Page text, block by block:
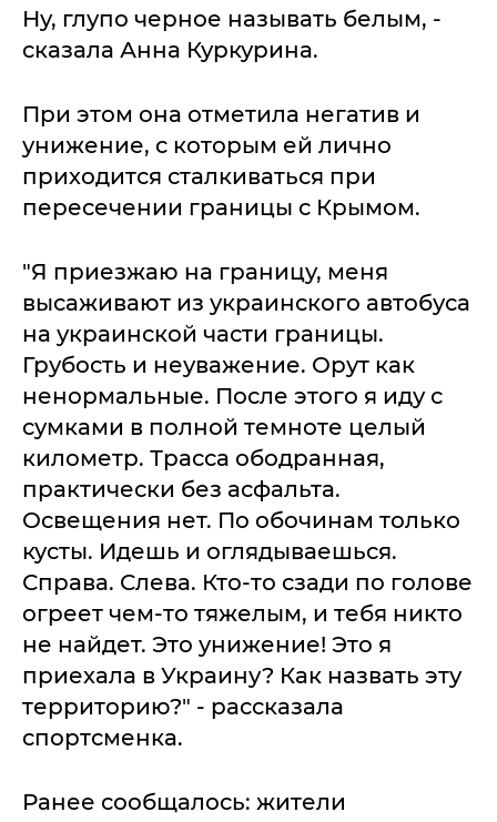
Ну, глупо черное называть белым, -
сказала Анна Куркурина.
При этом она отметила негатив и
унижение, с которым ей лично
приходится сталкиваться при
пересечении границы с Крымом.
"Я приезжаю на границу, меня
высаживают из украинского автобуса
на украинской части границы.
Грубость и неуважение. Орут как
ненормальные. После этого я иду с
сумками в полной темноте целый
километр. Трасса ободранная,
практически без асфальта.
Освещения нет. По обочинам только
кусты. Идешь и оглядываешься.
Справа. Слева. Кто-то сзади по голове
огреет чем-то тяжелым, и тебя никто
не найдет. Это унижение! Это я
приехала в Украину? Как назвать эту
территорию?" - рассказала
спортсменка.
Ранее сообщалось: жители